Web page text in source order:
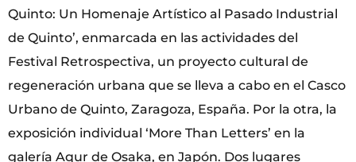
Quinto: Un Homenaje Artístico al Pasado Industrial
de Quinto’, enmarcada en las actividades del
Festival Retrospectiva, un proyecto cultural de
regeneración urbana que se lleva a cabo en el Casco
Urbano de Quinto, Zaragoza, España. Por la otra, la
exposición individual ‘More Than Letters’ en la
galería Aqur de Osaka, en Japón. Dos lugares